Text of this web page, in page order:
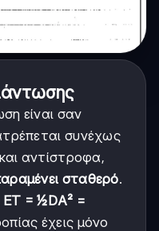
είναι σαν
συνέχως
αντίστροφα,
σταθερό.
ET = ½DΑ² =
έχεις μόνο